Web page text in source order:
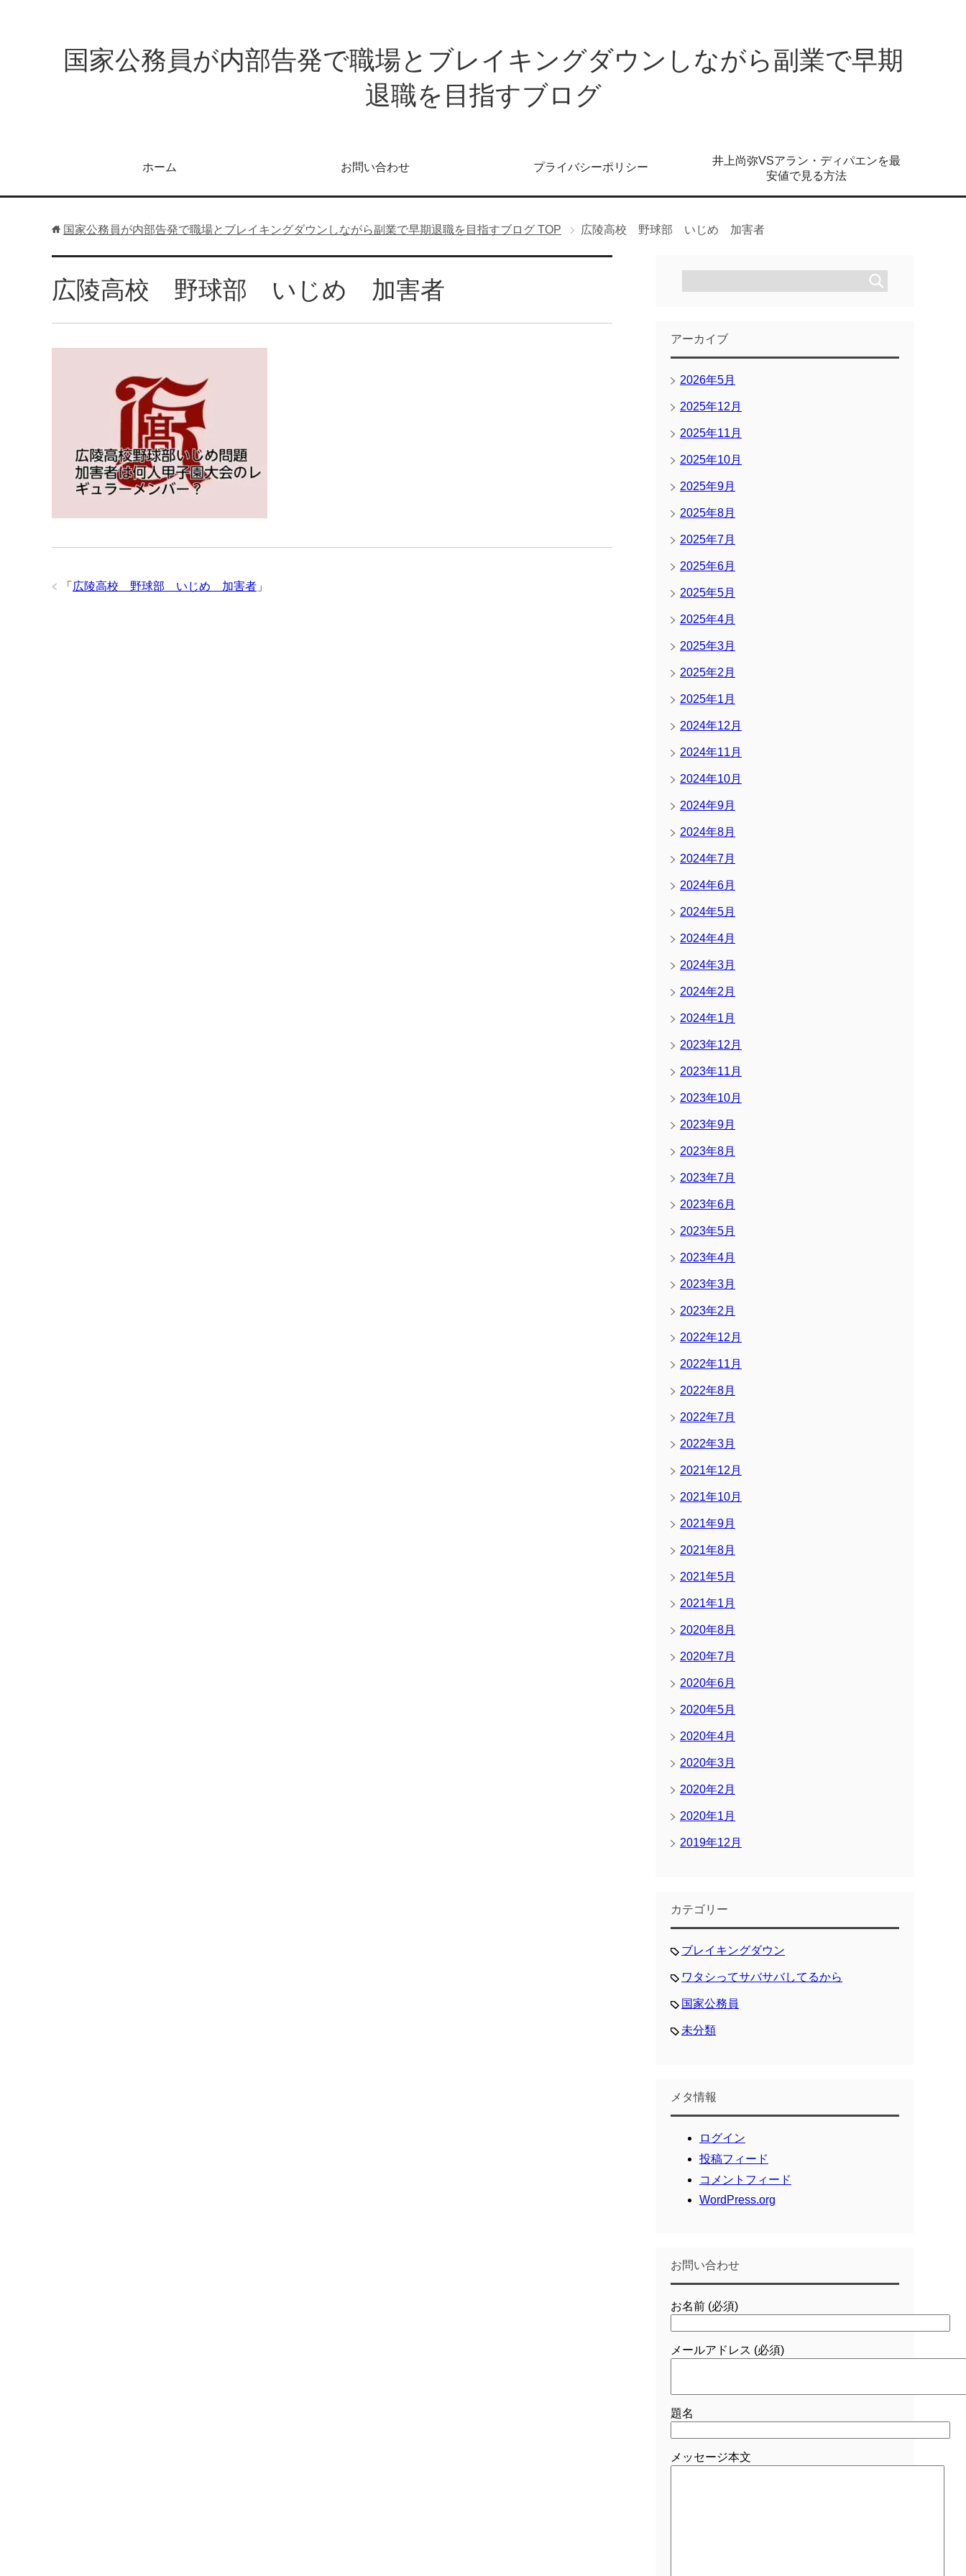
国家公務員が内部告発で職場とブレイキングダウンしながら副業で早期
退職を目指すブログ
ホーム お問い合わせ プライバシーポリシー
井上尚弥VSアラン・ディパエンを最
安値で見る方法
国家公務員が内部告発で職場とブレイキングダウンしながら副業で早期退職を目指すブログ TOP 広陵高校 野球部 いじめ 加害者
広陵高校 野球部 いじめ 加害者
「 広陵高校 野球部 いじめ 加害者 」
アーカイブ
2026年5月
2025年12月
2025年11月
2025年10月
2025年9月
2025年8月
2025年7月
2025年6月
2025年5月
2025年4月
2025年3月
2025年2月
2025年1月
2024年12月
2024年11月
2024年10月
2024年9月
2024年8月
2024年7月
2024年6月
2024年5月
2024年4月
2024年3月
2024年2月
2024年1月
2023年12月
2023年11月
2023年10月
2023年9月
2023年8月
2023年7月
2023年6月
2023年5月
2023年4月
2023年3月
2023年2月
2022年12月
2022年11月
2022年8月
2022年7月
2022年3月
2021年12月
2021年10月
2021年9月
2021年8月
2021年5月
2021年1月
2020年8月
2020年7月
2020年6月
2020年5月
2020年4月
2020年3月
2020年2月
2020年1月
2019年12月
カテゴリー
ブレイキングダウン
ワタシってサバサバしてるから
国家公務員
未分類
メタ情報
ログイン
投稿フィード
コメントフィード
WordPress.org
お問い合わせ
お名前 (必須)
メールアドレス (必須)
題名
メッセージ本文